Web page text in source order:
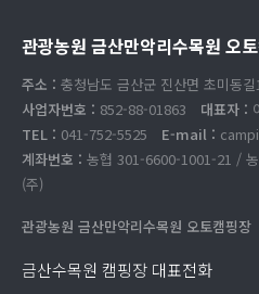
관광농원 금산만악리수목원 오
주소 : 충청남도 금산군 진산면 초미동
사업자번호 : 852-88-01863 대표자 :
TEL : 041-752-5525 E-mail :
계좌번호 : 농협 301-6600-1001-21 /
(주)
관광농원 금산만악리수목원 오토캠핑장
금산수목원 캠핑장 대표전화